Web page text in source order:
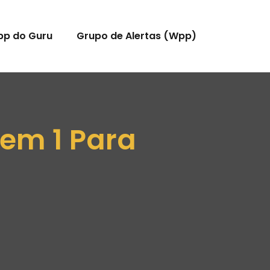
do Guru Grupo de Alertas (Wpp)
1 Para